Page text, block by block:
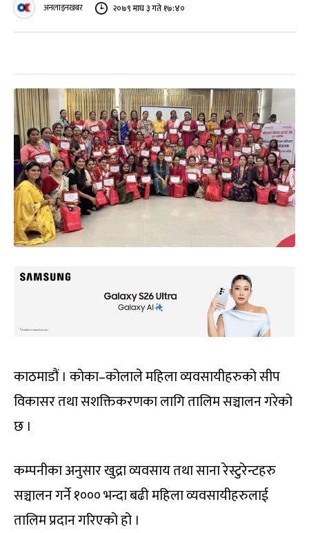
अनलाइनखबर २०७९ माघ ३ गते १७:४०
काठमाडौं । कोका–कोलाले महिला व्यवसायीहरुको सीप
विकासर तथा सशक्तिकरणका लागि तालिम सञ्चालन गरेको
छ ।
कम्पनीका अनुसार खुद्रा व्यवसाय तथा साना रेस्टुरेन्टहरु
सञ्चालन गर्ने १००० भन्दा बढी महिला व्यवसायीहरुलाई
तालिम प्रदान गरिएको हो ।